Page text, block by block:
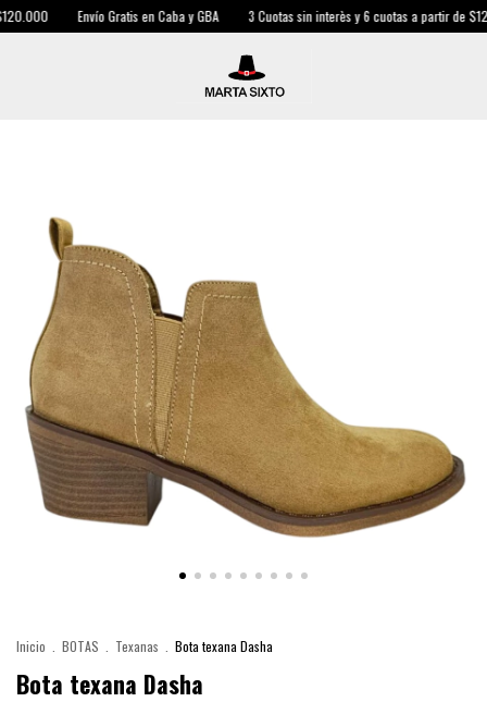
Envío Gratis en Caba y GBA 3 Cuotas sin interès y 6 cuotas a partir de
Inicio BOTAS Texanas Bota texana Dasha
Bota texana Dasha